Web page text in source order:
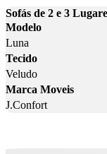
Sofás de 2 e 3
Modelo
Luna
Tecido
Veludo
Marca Moveis
J.Confort